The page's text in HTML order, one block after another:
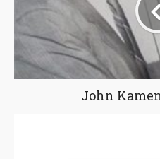
John